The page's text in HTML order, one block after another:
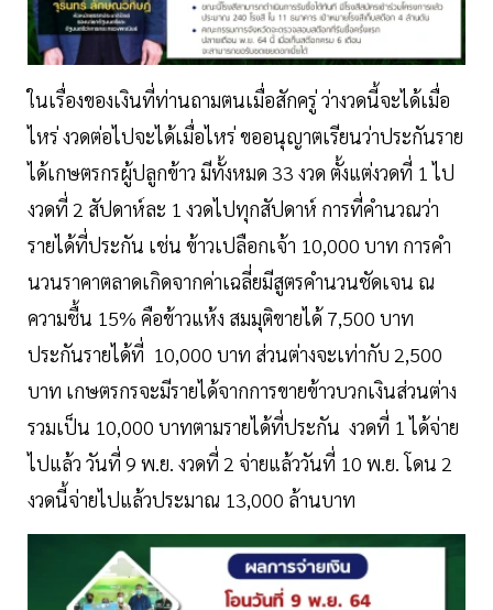
ในเรื่องของเงินที่ท่านถามตนเมื่อสักครู่ ว่างวดนี้จะได้เมื่อ
ไหร่ งวดต่อไปจะได้เมื่อไหร่ ขออนุญาตเรียนว่าประกันราย
ได้เกษตรกรผู้ปลูกข้าว มีทั้งหมด 33 งวด ตั้งแต่งวดที่ 1 ไป
งวดที่ 2 สัปดาห์ละ 1 งวดไปทุกสัปดาห์ การที่คำนวณว่า
รายได้ที่ประกัน เช่น ข้าวเปลือกเจ้า 10,000 บาท การคำ
นวนราคาตลาดเกิดจากค่าเฉลี่ยมีสูตรคำนวนชัดเจน ณ
ความชื้น 15% คือข้าวแห้ง สมมุติขายได้ 7,500 บาท
ประกันรายได้ที่ 10,000 บาท ส่วนต่างจะเท่ากับ 2,500
บาท เกษตรกรจะมีรายได้จากการขายข้าวบวกเงินส่วนต่าง
รวมเป็น 10,000 บาทตามรายได้ที่ประกัน งวดที่ 1 ได้จ่าย
ไปแล้ว วันที่ 9 พ.ย. งวดที่ 2 จ่ายแล้ววันที่ 10 พ.ย. โดน 2
งวดนี้จ่ายไปแล้วประมาณ 13,000 ล้านบาท